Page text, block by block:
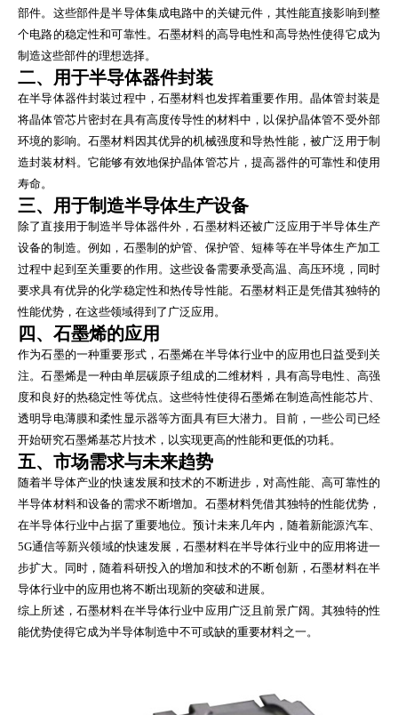
部件。这些部件是半导体集成电路中的关键元件，其性能直接影响到整
个电路的稳定性和可靠性。石墨材料的高导电性和高导热性使得它成为
制造这些部件的理想选择。
二、用于半导体器件封装
在半导体器件封装过程中，石墨材料也发挥着重要作用。晶体管封装是
将晶体管芯片密封在具有高度传导性的材料中，以保护晶体管不受外部
环境的影响。石墨材料因其优异的机械强度和导热性能，被广泛用于制
造封装材料。它能够有效地保护晶体管芯片，提高器件的可靠性和使用
寿命。
三、用于制造半导体生产设备
除了直接用于制造半导体器件外，石墨材料还被广泛应用于半导体生产
设备的制造。例如，石墨制的炉管、保护管、短棒等在半导体生产加工
过程中起到至关重要的作用。这些设备需要承受高温、高压环境，同时
要求具有优异的化学稳定性和热传导性能。石墨材料正是凭借其独特的
性能优势，在这些领域得到了广泛应用。
四、石墨烯的应用
作为石墨的一种重要形式，石墨烯在半导体行业中的应用也日益受到关
注。石墨烯是一种由单层碳原子组成的二维材料，具有高导电性、高强
度和良好的热稳定性等优点。这些特性使得石墨烯在制造高性能芯片、
透明导电薄膜和柔性显示器等方面具有巨大潜力。目前，一些公司已经
开始研究石墨烯基芯片技术，以实现更高的性能和更低的功耗。
五、市场需求与未来趋势
随着半导体产业的快速发展和技术的不断进步，对高性能、高可靠性的
半导体材料和设备的需求不断增加。石墨材料凭借其独特的性能优势，
在半导体行业中占据了重要地位。预计未来几年内，随着新能源汽车、
5G通信等新兴领域的快速发展，石墨材料在半导体行业中的应用将进一
步扩大。同时，随着科研投入的增加和技术的不断创新，石墨材料在半
导体行业中的应用也将不断出现新的突破和进展。
综上所述，石墨材料在半导体行业中应用广泛且前景广阔。其独特的性
能优势使得它成为半导体制造中不可或缺的重要材料之一。